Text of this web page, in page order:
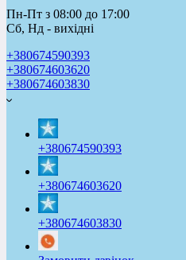
Пн-Пт з 08:00 до 17:00
Сб, Нд - вихідні
+380674590393
+380674603620
+380674603830
+380674590393
+380674603620
+380674603830